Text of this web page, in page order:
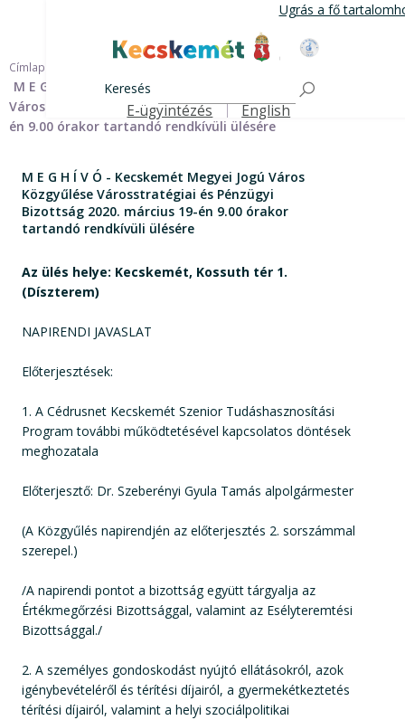
Ugrás a fő
Kecskemét Város Honlapja
Keresés
Felső navigáció
E-ügyintézés English
Címlap
M E G H Í V Ó - Kecskemét Megyei Jogú Város Közgyűlése
Városstratégiai és Pénzügyi Bizottság 2020. március 19-
én 9.00 órakor tartandó rendkívüli ülésére
M E G H Í V Ó - Kecskemét Megyei Jogú Város
Közgyűlése Városstratégiai és Pénzügyi
Bizottság 2020. március 19-én 9.00 órakor
tartandó rendkívüli ülésére
Az ülés helye: Kecskemét, Kossuth tér 1.
(Díszterem)
NAPIRENDI JAVASLAT
Előterjesztések:
1. A Cédrusnet Kecskemét Szenior Tudáshasznosítási
Program további működtetésével kapcsolatos döntések
meghozatala
Előterjesztő: Dr. Szeberényi Gyula Tamás alpolgármester
(A Közgyűlés napirendjén az előterjesztés 2. sorszámmal
szerepel.)
/A napirendi pontot a bizottság együtt tárgyalja az
Értékmegőrzési Bizottsággal, valamint az Esélyteremtési
Bizottsággal./
2. A személyes gondoskodást nyújtó ellátásokról, azok
igénybevételéről és térítési díjairól, a gyermekétkeztetés
térítési díjairól, valamint a helyi szociálpolitikai